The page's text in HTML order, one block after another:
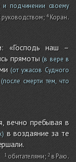
и подчинении своему
руководством; Коран.
«Господь наш –
прямоты(в вере в
(от ужасов Судного
(после смерти тем, что
вечно пребывая в
в воздаяние за те
обитателями; в Раю.